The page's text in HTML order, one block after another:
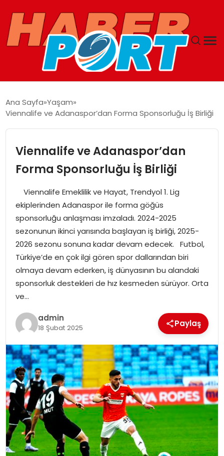
YAŞAM
SAĞLIK
MAGAZIN
EĞITIM
TEKNOLOJI
EKONOMI
Ana Sayfa Yaşam
Viennalife ve Adanaspor’dan Forma Sponsorluğu İş Birliği
Viennalife ve Adanaspor’dan
Forma Sponsorluğu İş Birliği
Viennalife Emeklilik ve Hayat, Trendyol 1. Lig
ekiplerinden Adanaspor ile forma göğüs
sponsorluğu anlaşması imzaladı. 2024-2025
sezonunun ikinci yarısında başlayan iş birliği, 2025-
2026 sezonu sonuna kadar devam edecek. Futbol,
Türkiye’de en çok ilgi gören spor dallarından biri
olmaya devam ederken, iş dünyasının bu alandaki
sponsorluk destekleri de hız kesmeden sürüyor. Orta
ve…
admin
18 Şubat 2025 Paylaş